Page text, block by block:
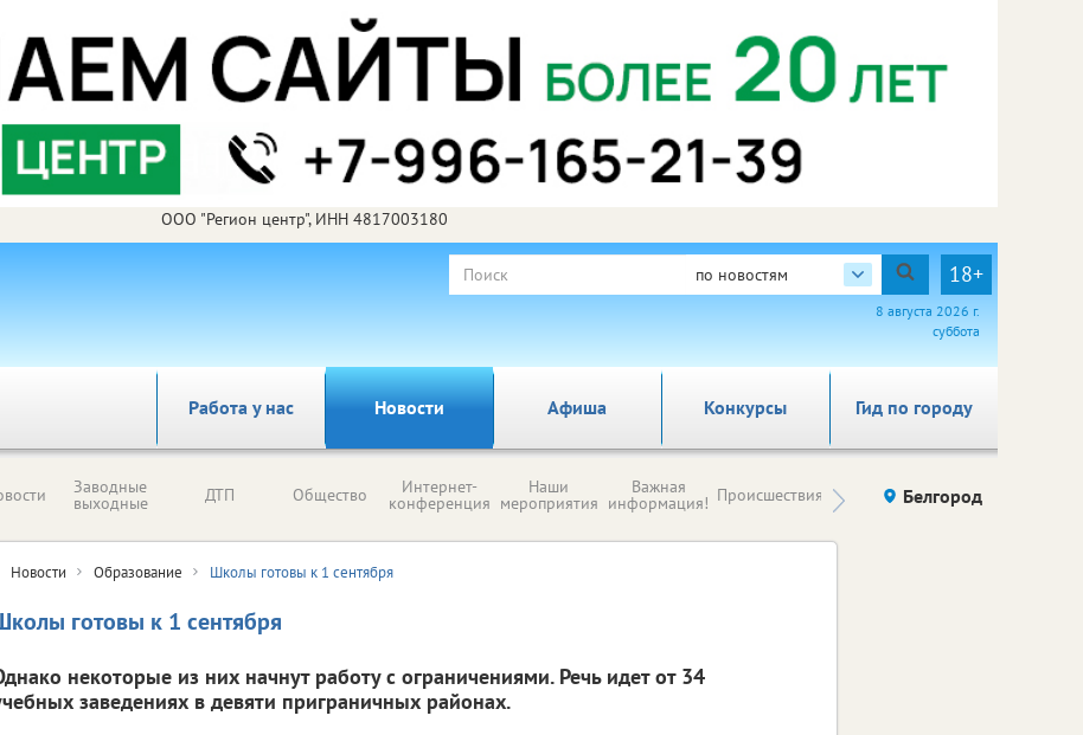
ООО "Регион центр", ИНН 4817003180
по новостям 18+
8 августа 2026 г.
суббота
Работа у нас Новости Афиша Гид по городу
Конкурсы
Заводные
выходные ДТП Общество Интернет-
конференция
Наши
мероприятия
Важная
информация! Происшествия Здоровье компаний (на
правах
Белгород
Новости Образование Школы готовы к 1 сентября
готовы к 1 сентября
некоторые из них начнут работу с ограничениями. Речь идет от 34
заведениях в девяти приграничных районах.